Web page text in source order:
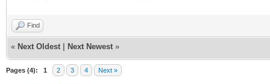
Find
« Next Oldest Next Newest »
Pages (4): 1 2 3 4 Next »